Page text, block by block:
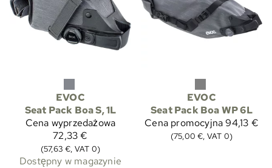
EVOC
Seat Pack Boa S, 1L
Cena wyprzedażowa
72,33 €
(57,63 €, VAT 0)
Dostępny w magazynie
EVOC
Seat Pack Boa WP 6L
Cena promocyjna94,13 €
(75,00 €, VAT 0)